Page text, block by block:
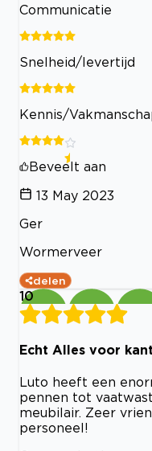
Communicatie
Snelheid/levertijd
Kennis/
Beveelt aan
13 May 2023
Ger
Wormerveer
delen
10
Echt Alles voor
Luto heeft een
pennen tot
meubilair. Zeer
personeel!